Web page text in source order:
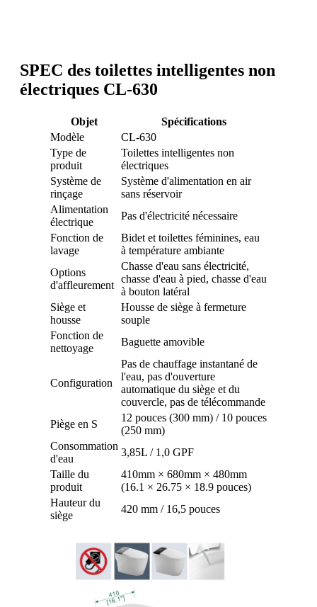
SPEC des toilettes intelligentes non
électriques CL-630
Objet
Spécifications
Modèle
CL-630
Type de
produit
Toilettes intelligentes non
électriques
Système de
rinçage
Système d'alimentation en air
sans réservoir
Alimentation
électrique
Pas d'électricité nécessaire
Fonction de
lavage
Bidet et toilettes féminines, eau
à température ambiante
Options
d'affleurement
Chasse d'eau sans électricité,
chasse d'eau à pied, chasse d'eau
à bouton latéral
Siège et
housse
Housse de siège à fermeture
souple
Fonction de
nettoyage
Baguette amovible
Configuration
Pas de chauffage instantané de
l'eau, pas d'ouverture
automatique du siège et du
couvercle, pas de télécommande
Piège en S
12 pouces (300 mm) / 10 pouces
(250 mm)
Consommation
d'eau
3,85L / 1,0 GPF
Taille du
produit
410mm × 680mm × 480mm
(16.1 × 26.75 × 18.9 pouces)
Hauteur du
siège
420 mm / 16,5 pouces